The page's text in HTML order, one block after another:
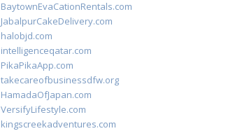
BaytownEvaCationRentals.com
JabalpurCakeDelivery.com
halobjd.com
intelligenceqatar.com
PikaPikaApp.com
takecareofbusinessdfw.org
HamadaOfJapan.com
VersifyLifestyle.com
kingscreekadventures.com